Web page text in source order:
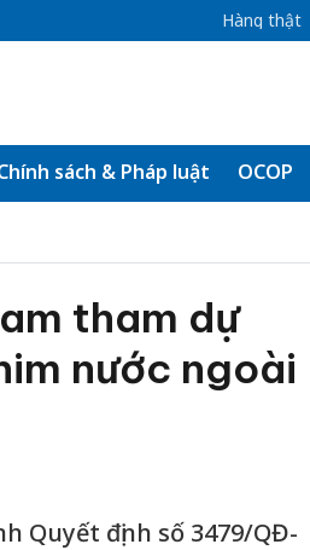
Hàng thật
sách & Pháp luật OCOP
tham dự
nước ngoài
Quyết định số 3479/QĐ-